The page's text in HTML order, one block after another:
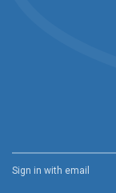
Sign in with email